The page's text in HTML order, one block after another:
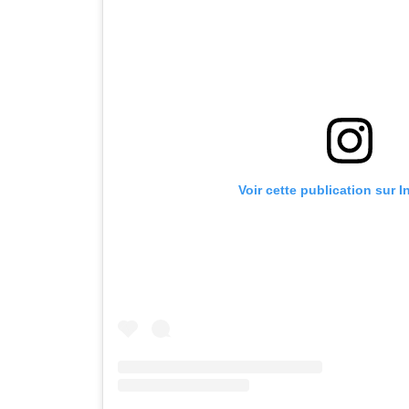
Voir cette publication sur